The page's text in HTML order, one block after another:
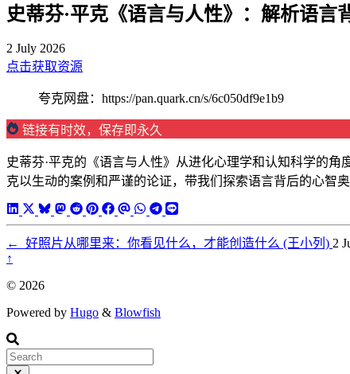
史蒂芬·平克《语言与人性》：解析语言
2 July 2026
点击获取资源
夸克网盘：https://pan.quark.cn/s/6c050df9e1b9
链接有时效，保存即永久
史蒂芬·平克的《语言与人性》从进化心理学和认知科学的
克以生动的案例和严谨的论证，带我们探索语言背后的心智
← 好照片从哪里来：你看见什么，才能创造什么 (王小列) 2
↑
© 2026
Powered by Hugo & Blowfish